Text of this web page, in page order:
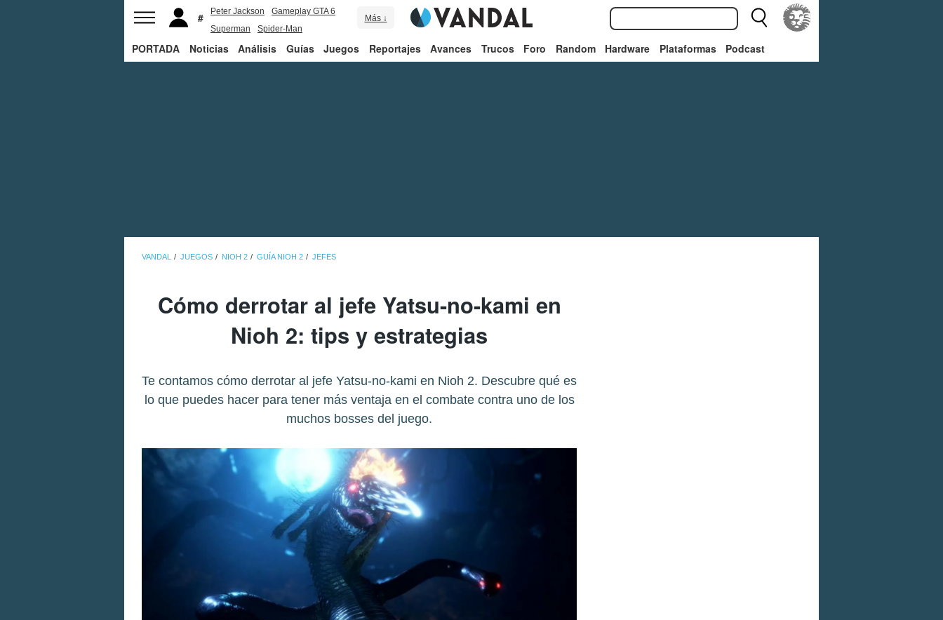
Peter Jackson
Gameplay GTA 6
Superman
Spider-Man
Más ↓
PORTADA Noticias Análisis Guías Juegos Reportajes Avances Trucos Foro Random Hardware Plataformas Podcast
VANDAL JUEGOS NIOH 2 GUÍA NIOH 2 JEFES
Cómo derrotar al jefe Yatsu-no-kami en
Nioh 2: tips y estrategias
Te contamos cómo derrotar al jefe Yatsu-no-kami en Nioh 2. Descubre qué es
lo que puedes hacer para tener más ventaja en el combate contra uno de los
muchos bosses del juego.